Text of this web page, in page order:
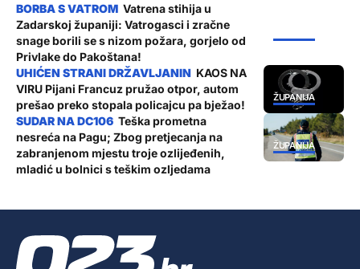
Vatrena stihija u
Zadarskoj županiji: Vatrogasci i zračne
snage borili se s nizom požara, gorjelo od
Privlake do Pakoštana!
ŽUPANIJA
KAOS NA
VIRU Pijani Francuz pružao otpor, autom
prešao preko stopala policajcu pa bježao!
ŽUPANIJA
Teška prometna
nesreća na Pagu; Zbog pretjecanja na
zabranjenom mjestu troje ozlijeđenih,
mladić u bolnici s teškim ozljedama